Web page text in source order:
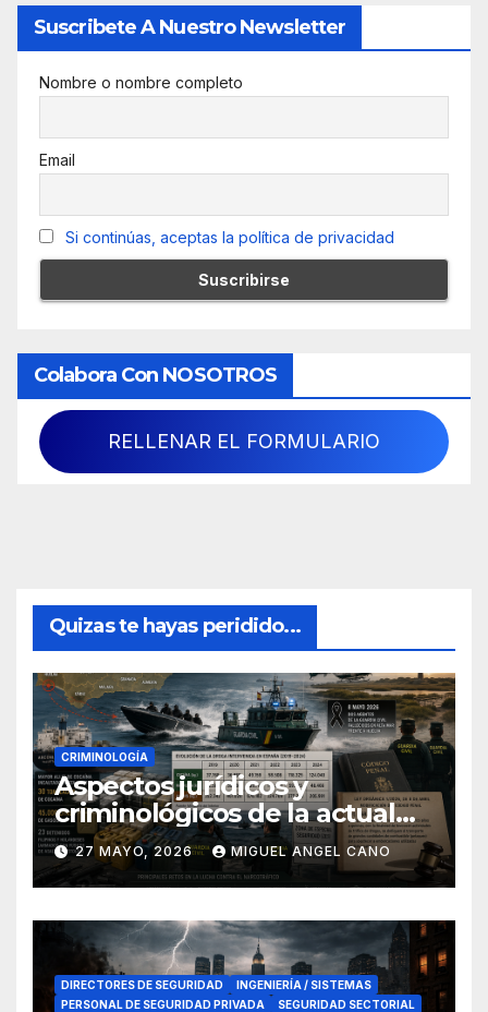
Suscribete A Nuestro Newsletter
Nombre o nombre completo
Email
Si continúas, aceptas la política de privacidad
Colabora Con NOSOTROS
RELLENAR EL FORMULARIO
Quizas te hayas peridido...
CRIMINOLOGÍA
Aspectos jurídicos y
criminológicos de la actual
lucha contra el narcotráfico
en el sur de España
27 MAYO, 2026 MIGUEL ANGEL CANO
DIRECTORES DE SEGURIDAD
INGENIERÍA / SISTEMAS
PERSONAL DE SEGURIDAD PRIVADA
SEGURIDAD SECTORIAL